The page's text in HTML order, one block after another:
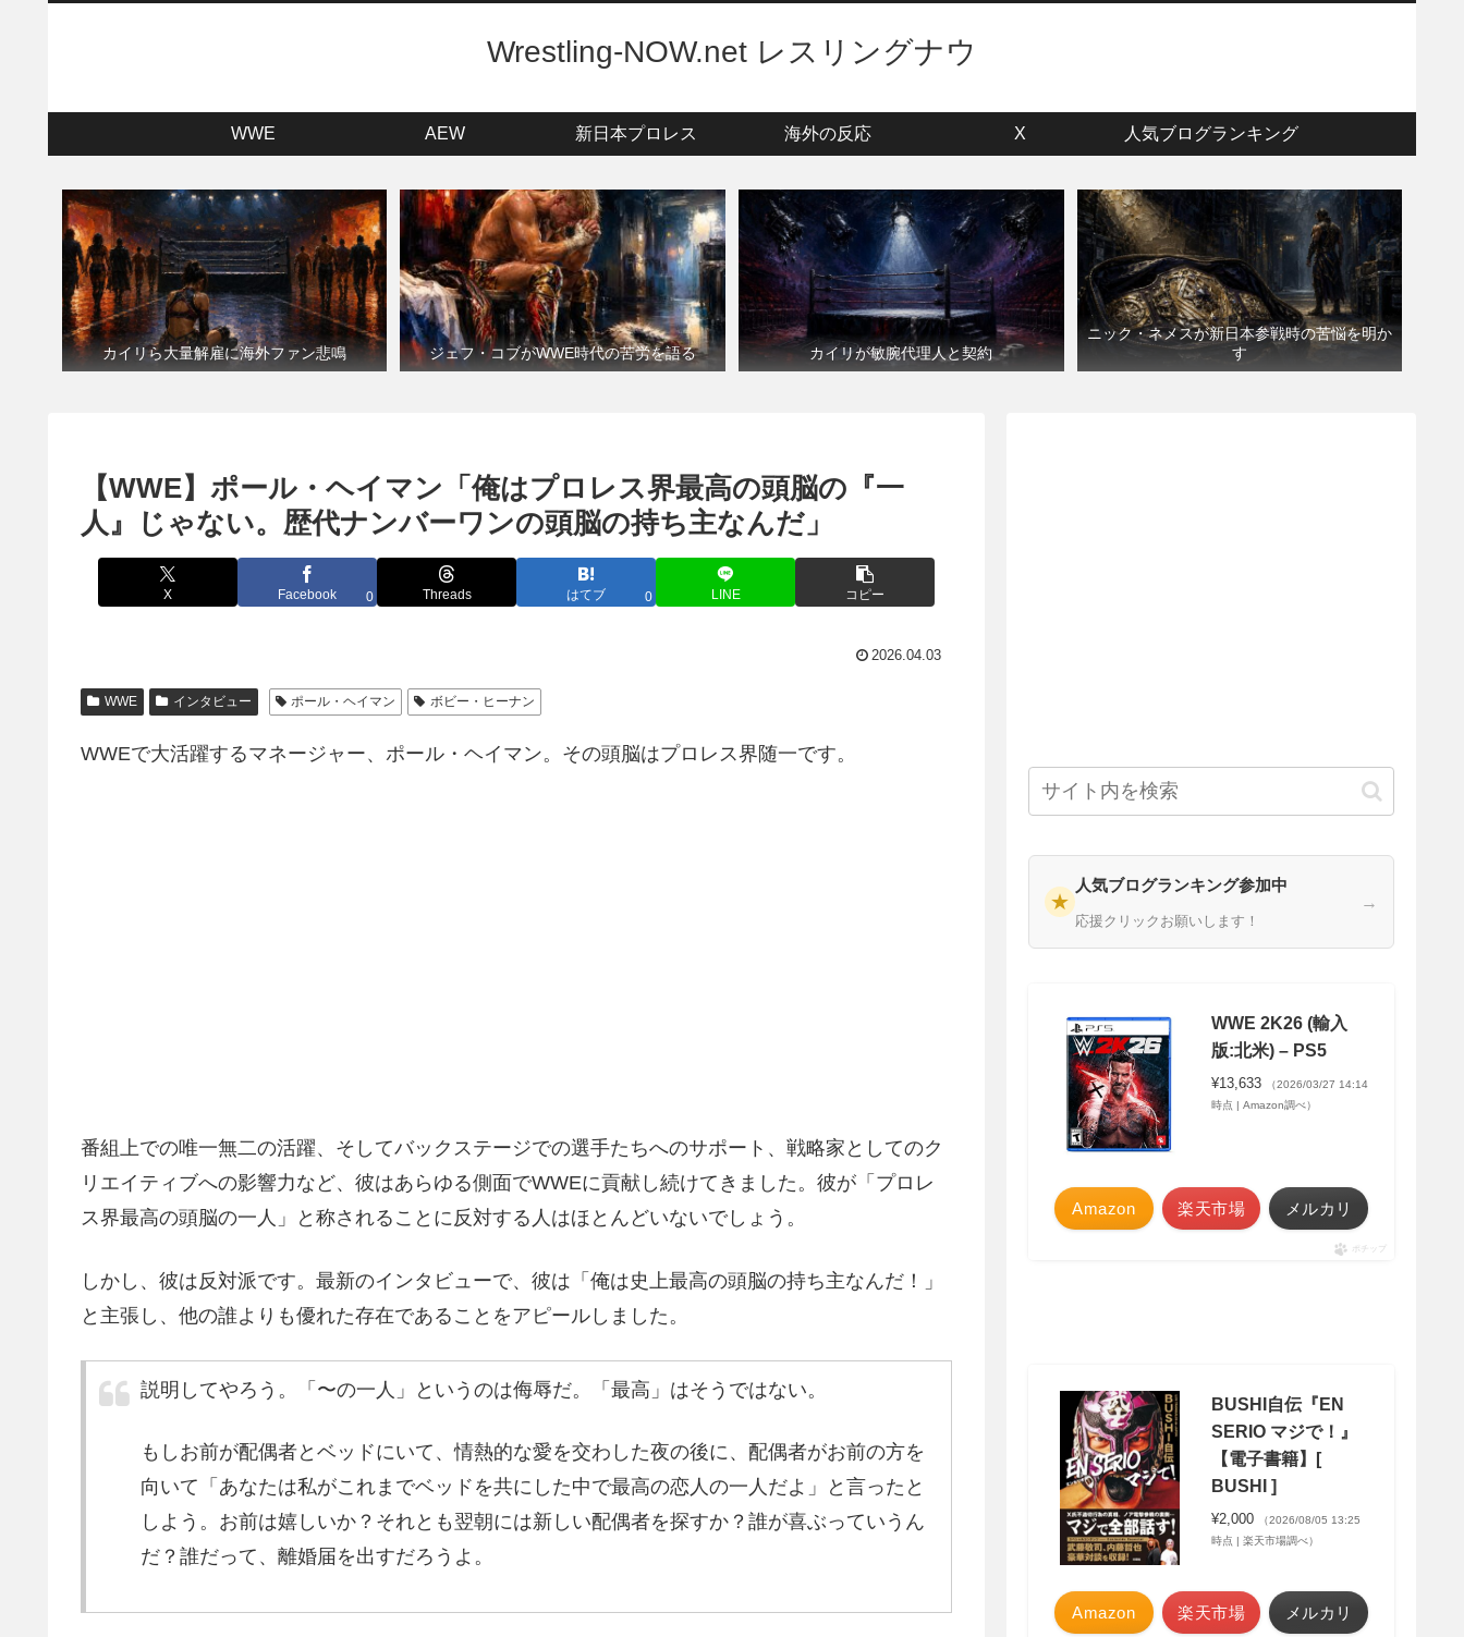
Wrestling-NOW.net レスリングナウ
WWE AEW 新日本プロレス 海外の反応 X 人気ブログランキング
カイリら大量解雇に海外ファン悲鳴 ジェフ・コブがWWE時代の苦労を語る カイリが敏腕代理人と契約
ニック・ネメスが新日本参戦時の苦悩を明か
す
【WWE】ポール・ヘイマン「俺はプロレス界最高の頭脳の『一
人』じゃない。歴代ナンバーワンの頭脳の持ち主なんだ」
X Facebook 0 Threads はてブ 0 LINE コピー
2026.04.03
WWE インタビュー ポール・ヘイマン ボビー・ヒーナン
WWEで大活躍するマネージャー、ポール・ヘイマン。その頭脳はプロレス界随一です。
番組上での唯一無二の活躍、そしてバックステージでの選手たちへのサポート、戦略家としてのク
リエイティブへの影響力など、彼はあらゆる側面でWWEに貢献し続けてきました。彼が「プロレ
ス界最高の頭脳の一人」と称されることに反対する人はほとんどいないでしょう。
しかし、彼は反対派です。最新のインタビューで、彼は「俺は史上最高の頭脳の持ち主なんだ！」
と主張し、他の誰よりも優れた存在であることをアピールしました。
説明してやろう。「〜の一人」というのは侮辱だ。「最高」はそうではない。
もしお前が配偶者とベッドにいて、情熱的な愛を交わした夜の後に、配偶者がお前の方を
向いて「あなたは私がこれまでベッドを共にした中で最高の恋人の一人だよ」と言ったと
しよう。お前は嬉しいか？それとも翌朝には新しい配偶者を探すか？誰が喜ぶっていうん
だ？誰だって、離婚届を出すだろうよ。
★
人気ブログランキング参加中
応援クリックお願いします！
→
WWE 2K26 (輸入
版:北米) – PS5
¥13,633
（2026/03/27 14:14
時点 | Amazon調べ）
Amazon 楽天市場 メルカリ
ポチップ
BUSHI自伝『EN
SERIO マジで！』
【電子書籍】[
BUSHI ]
¥2,000
（2026/08/05 13:25
時点 | 楽天市場調べ）
Amazon 楽天市場 メルカリ